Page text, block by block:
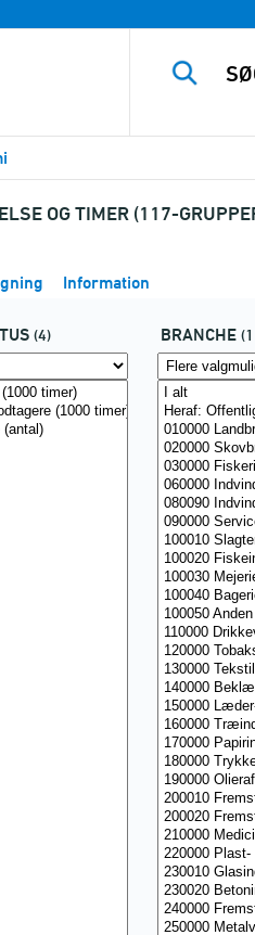
OG TIMER (117-
Information
(4) BRANCHE